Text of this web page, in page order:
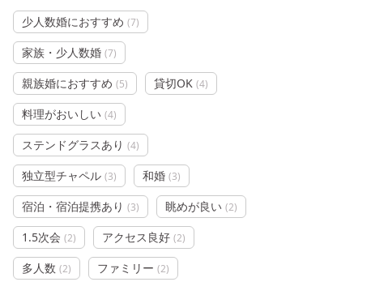
少人数婚におすすめ (7)
家族・少人数婚 (7)
親族婚におすすめ (5) 貸切OK (4)
料理がおいしい (4)
ステンドグラスあり (4)
独立型チャペル (3) 和婚 (3)
宿泊・宿泊提携あり (3) 眺めが良い (2)
1.5次会 (2) アクセス良好 (2)
多人数 (2) ファミリー (2)